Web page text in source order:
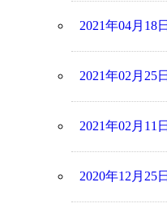
2021年04月18
2021年02月25
2021年02月11
2020年12月25